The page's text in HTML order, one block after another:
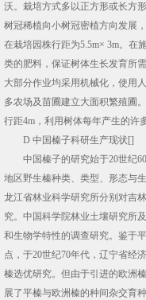
沃。栽培方式多以正方形或长方
树冠稀植向小树冠密植方向发展
在栽培园株行距为5.5m× 3m。在
类的肥料，保证树体生长发育所
大部分作业均采用机械化，使用
多农场及苗圃建立大面积繁殖圃
行距4m，利用树体每年产生的许
D 中国榛子科研生产现状[]
中国榛子的研究始于20世纪60
地区野生榛种类、类型、形态与
龙江省林业科学研究所分别对吉
究。中国科学院林业土壤研究所
和生物学特性的调查研究。鉴于
点，于20世纪70年代，辽宁省经
榛选优研究。但由于引进的欧洲
展了平榛与欧洲榛的种间杂交育